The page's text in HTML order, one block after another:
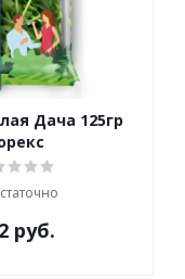
Дача 125гр
руб.